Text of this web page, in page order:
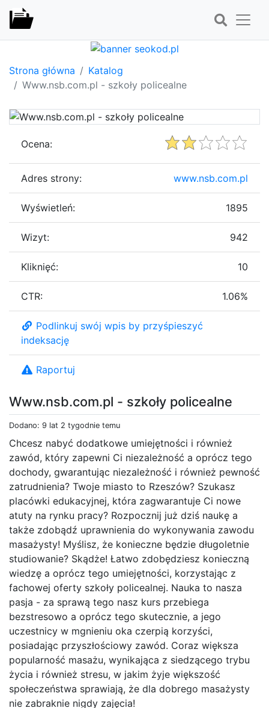
Strona główna
Katalog
Www.nsb.com.pl - szkoły policealne
Www.nsb.com.pl - szkoły policealne
Dodano: 9 lat 2 tygodnie temu
Chcesz nabyć dodatkowe umiejętności i również
zawód, który zapewni Ci niezależność a oprócz tego
dochody, gwarantując niezależność i również pewność
zatrudnienia? Twoje miasto to Rzeszów? Szukasz
placówki edukacyjnej, która zagwarantuje Ci nowe
atuty na rynku pracy? Rozpocznij już dziś naukę a
także zdobądź uprawnienia do wykonywania zawodu
masażysty! Myślisz, że konieczne będzie długoletnie
studiowanie? Skądże! Łatwo zdobędziesz konieczną
wiedzę a oprócz tego umiejętności, korzystając z
fachowej oferty szkoły policealnej. Nauka to nasza
pasja - za sprawą tego nasz kurs przebiega
bezstresowo a oprócz tego skutecznie, a jego
uczestnicy w mgnieniu oka czerpią korzyści,
posiadając przyszłościowy zawód. Coraz większa
popularność masażu, wynikająca z siedzącego trybu
życia i również stresu, w jakim żyje większość
społeczeństwa sprawiają, że dla dobrego masażysty
nie zabraknie nigdy zajęcia!
Ocena:
Adres strony: www.nsb.com.pl
Wyświetleń: 1895
Wizyt: 942
Kliknięć: 10
CTR: 1.06%
Podlinkuj swój wpis by przyśpieszyć
indeksację
Raportuj